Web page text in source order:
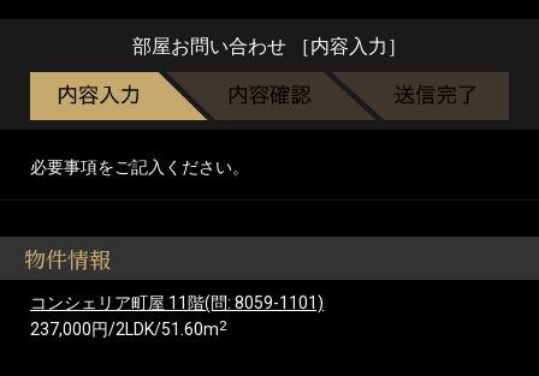
部屋お問い合わせ ［内容入力］
必要事項をご記入ください。
物件情報
コンシェリア町屋 11階(問: 8059-1101)
237,000円/2LDK/51.60m2